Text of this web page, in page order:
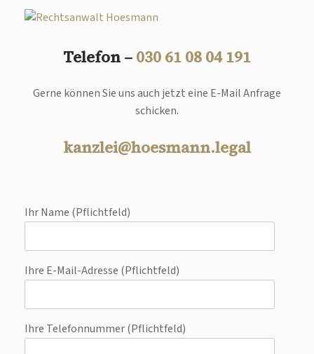
Telefon – 030 61 08 04 191
Gerne können Sie uns auch jetzt eine E-Mail Anfrage
schicken.
kanzlei@hoesmann.legal
Ihr Name (Pflichtfeld)
Ihre E-Mail-Adresse (Pflichtfeld)
Ihre Telefonnummer (Pflichtfeld)